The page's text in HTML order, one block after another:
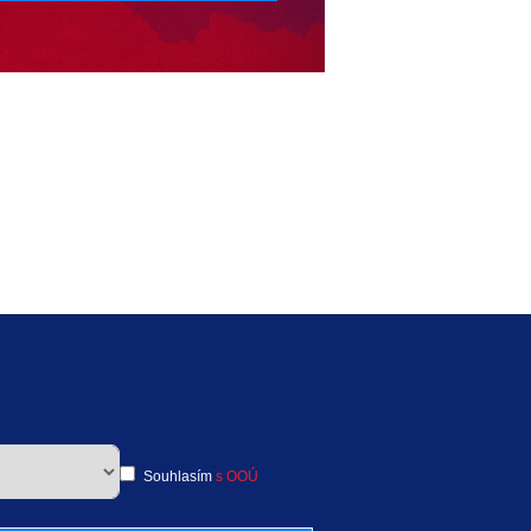
Souhlasím s OOÚ